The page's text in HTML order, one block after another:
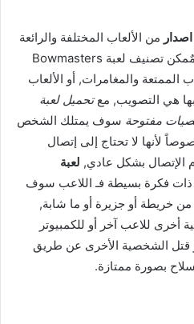
من الألعاب المختلفة والرائعة
في فكرتها وطريقة لعبها, من المٌمكن تصنيف لعبة Bowmasters
الممتعة والمغامرات, أو الألعاب
هي التصويب, معتحميل لعبة
سوف يمتلك الشخص
لأنها لا تحتاج إلى إتصال
الإتصال بشكل عادي, لعبة
ذات فكرة بسيطة فـ اللاعب سوف
خريطة أو جزيرة أو ما شابة,
للاعب آخر أو للكمبيوتر
الشخصية الأخرى عن طريق
بصورة ممتازة.